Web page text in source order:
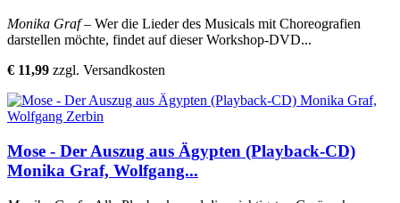
Monika Graf– Wer die Lieder des Musicals mit Choreografien
darstellen möchte, findet auf dieser Workshop-DVD...
€ 11,99 zzgl. Versandkosten
Mose - Der Auszug aus Ägypten (Playback-CD)
Monika Graf, Wolfgang...